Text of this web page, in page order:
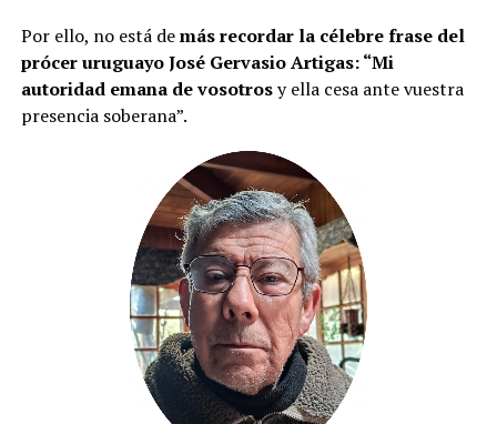
Por ello, no está demás recordar la célebre frase del
prócer uruguayo José Gervasio Artigas: “Mi
autoridad emana de vosotrosy ella cesa ante vuestra
presencia soberana”.